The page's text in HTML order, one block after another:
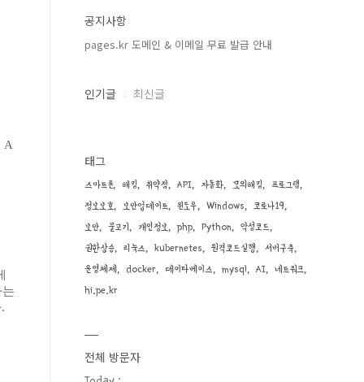
A
공지사항
pages.kr 도메인 & 이메일 무료 발급 안내
인기글 최신글
태그
스마트폰 해킹 취약점 API 자동화 모의해킹
프로그램
정보보호
보안업데이트 윈도우 Windows
코로나19
보안
물고기 개인정보 php Python
악성코드
권한상승
리눅스 kubernetes 원격코드실행
서버구축
운영체제
docker 데이타베이스 mysql AI
네트워크
hi.pe.kr
전체 방문자